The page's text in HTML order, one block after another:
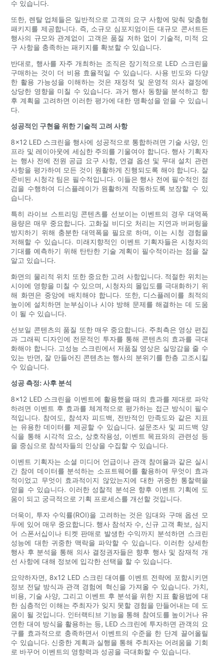
수 있습니다.
또한, 렌탈 업체들은 일반적으로 고객의 요구 사항에 맞춰 맞춤형
패키지를 제공합니다. 즉, 소규모 심포지엄이든 대규모 콘서트든
행사의 규모와 관계없이 고객은 품질 저하 없이 기술적, 미적 요
구 사항을 충족하는 패키지를 확보할 수 있습니다.
반대로, 행사를 자주 개최하는 조직은 장기적으로 LED 스크린을
구매하는 것이 더 비용 효율적일 수 있습니다. 사용 빈도와 다양
한 활용 가능성을 이해하는 것은 재정적 및 운영적 의사 결정에
상당한 영향을 미칠 수 있습니다. 과거 행사 동향을 분석하고 향
후 계획을 고려하면 이러한 평가에 대한 명확성을 얻을 수 있습니
다.
성공적인 구현을 위한 기술적 고려 사항
8x12 LED 스크린을 행사에 성공적으로 통합하려면 기술 사양, 인
프라 및 레이아웃에 세심한 주의를 기울여야 합니다. 행사 기획자
는 행사 전에 전원 공급 요구 사항, 연결 옵션 및 무대 설치 관련
사항을 평가하여 모든 것이 원활하게 진행되도록 해야 합니다. 잘
준비된 시청각 팀은 필수적입니다. 이들은 행사 전에 필수적인 점
검을 수행하여 디스플레이가 원활하게 작동하도록 보장할 수 있
습니다.
특히 라이브 스트리밍 콘텐츠를 선보이는 이벤트의 경우 대역폭
용량은 매우 중요합니다. 고화질 비디오 처리는 지연과 버퍼링을
방지하기 위해 충분한 대역폭을 필요로 하며, 이는 시청 경험을
저해할 수 있습니다. 미래지향적인 이벤트 기획자들은 시청자의
기대를 예측하기 위해 탄탄한 기술 계획이 필수적이라는 점을 잘
알고 있습니다.
화면의 물리적 위치 또한 중요한 고려 사항입니다. 적절한 위치는
시야에 영향을 미칠 수 있으며, 시청자의 몰입도를 극대화하기 위
해 화면은 중앙에 배치해야 합니다. 또한, 디스플레이를 최적의
높이에 설치하면 눈부심이나 시야 방해 문제를 해결하는 데 도움
이 될 수 있습니다.
선보일 콘텐츠의 품질 또한 매우 중요합니다. 주최측은 영상 편집
과 그래픽 디자인에 전문적인 투자를 통해 콘텐츠의 효과를 극대
화해야 합니다. 고성능 스크린에서 저품질 ​​영상은 실망감을 줄 수
있는 반면, 잘 만들어진 콘텐츠는 행사의 분위기를 한층 고조시킬
수 있습니다.
성공 측정: 사후 분석
8x12 LED 스크린을 이벤트에 활용했을 때의 효과를 제대로 파악
하려면 이벤트 후 효과를 체계적으로 평가하는 접근 방식이 필수
적입니다. 참여도, 참석자 피드백, 전반적인 만족도와 같은 지표
는 유용한 데이터를 제공할 수 있습니다. 설문조사 및 피드백 양
식을 통해 시각적 요소, 상호작용성, 이벤트 목표와의 관련성 등
을 중심으로 참석자들의 인상을 수집할 수 있습니다.
이벤트 기획자는 소셜 미디어 언급이나 관객 참여율과 같은 실시
간 참여 데이터를 분석하는 소프트웨어를 활용하여 무엇이 효과
적이었고 무엇이 효과적이지 않았는지에 대한 귀중한 통찰력을
얻을 수 있습니다. 이러한 성찰적 분석은 향후 이벤트 기획에 도
움이 되고 궁극적으로 기획 프로세스를 개선할 것입니다.
더욱이, 투자 수익률(ROI)을 고려하는 것은 임대와 구매 옵션 모
두에 있어 매우 중요합니다. 행사 참석자 수, 신규 고객 확보, 심지
어 스폰서십이나 티켓 판매로 발생한 수익까지 분석하면 스크린
성능에 대한 귀중한 맥락을 파악할 수 있습니다. 이러한 상세한
행사 후 분석을 통해 의사 결정권자들은 향후 행사 및 잠재적 개
선 사항에 대해 정보에 입각한 선택을 할 수 있습니다.
요약하자면, 8x12 LED 스크린 대여를 이벤트 전략에 포함시키면
정보 전달 방식과 관객 경험에 혁신을 가져올 수 있습니다. 가치,
비용, 기술 사양, 그리고 이벤트 후 분석을 위한 지표 활용법에 대
한 심층적인 이해는 주최자가 잊지 못할 경험을 만들어내는 데 도
움이 될 것입니다. 인터랙티브 기능을 통해 참여도를 높이거나 유
연한 대여 방식을 활용하는 등, LED 스크린에 투자하면 관객의 요
구를 효과적으로 충족하면서 이벤트의 수준을 한 단계 끌어올릴
수 있습니다. 신중한 계획과 실행을 통해 주최자는 어려움을 기회
로 바꾸어 이벤트의 영향력과 성공을 극대화할 수 있습니다.